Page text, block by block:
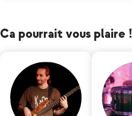
Ca pourrait vous plaire !